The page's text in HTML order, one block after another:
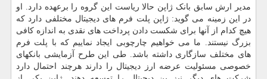
مدیر ارش سابق بانک ژاپن حالا ریاست این گروه را برعهده دارد. او
در این زمینه می گوید: ژاپن پلت فرم های دیجیتال مختلفی دارد که
هیچ کدام از آنها برای شکست دادن پرداخت های نقدی به اندازه کافی
بزرگ نیستند. ما می خواهیم چارچوبی ایجاد نماییم که با پلت فرم
های مختلف سازگاری داشته باشد. طی این طرح آزمایشی بانکهای
خصوصی مسئولیت عرضه ارز دیجیتال را دارند هرچند احتمال دارد